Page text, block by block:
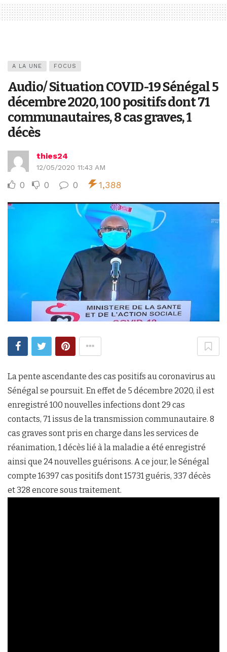
A LA UNE FOCUS
Audio/ Situation COVID-19 Sénégal 5
décembre 2020, 100 positifs dont 71
communautaires, 8 cas graves, 1
décès
thies24
12/05/2020 11:43 AM
0 0 0 1,388
La pente ascendante des cas positifs au coronavirus au
Sénégal se poursuit. En effet de 5 décembre 2020, il est
enregistré 100 nouvelles infections dont 29 cas
contacts, 71 issus de la transmission communautaire. 8
cas graves sont pris en charge dans les services de
réanimation, 1 décès lié à la maladie a été enregistré
ainsi que 24 nouvelles guérisons. A ce jour, le Sénégal
compte 16397 cas positifs dont 15731 guéris, 337 décès
et 328 encore sous traitement.